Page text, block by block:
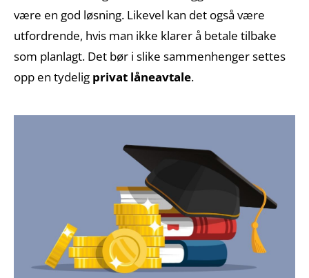
være en god løsning. Likevel kan det også være
utfordrende, hvis man ikke klarer å betale tilbake
som planlagt. Det bør i slike sammenhenger settes
opp en tydelig privat låneavtale.